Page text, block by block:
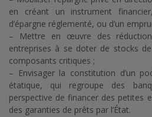
en créant un instrument
d’épargne réglementé, ou d’un
– Mettre en œuvre des
entreprises à se doter de stocks
composants critiques ;
– Envisager la constitution d’un
étatique, qui regroupe des
perspective de financer des petites
des garanties de prêts par l’État.